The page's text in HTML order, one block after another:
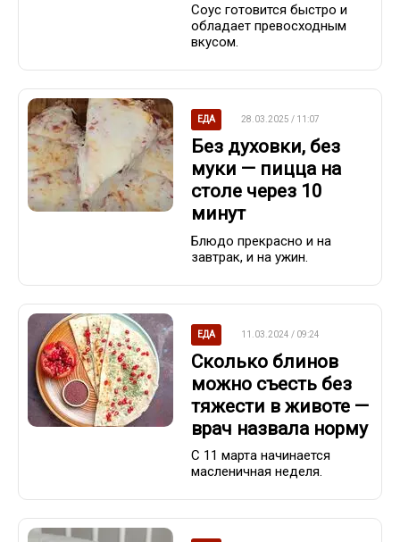
Соус готовится быстро и
обладает превосходным
вкусом.
ЕДА 28.03.2025 / 11:07
Без духовки, без
муки — пицца на
столе через 10
минут
Блюдо прекрасно и на
завтрак, и на ужин.
ЕДА 11.03.2024 / 09:24
Сколько блинов
можно съесть без
тяжести в животе —
врач назвала норму
С 11 марта начинается
масленичная неделя.